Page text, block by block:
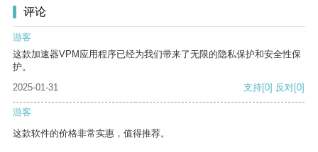
评论
游客
这款加速器VPM应用程序已经为我们带来了无限的隐私保护和安全性保
护。
2025-01-31
支持[0] 反对[0]
游客
这款软件的价格非常实惠，值得推荐。